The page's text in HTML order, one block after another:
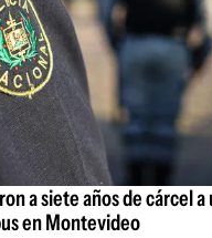
a siete años de cárcel
en Montevideo